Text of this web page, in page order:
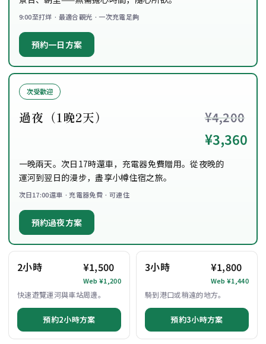
9:00至打烊 · 最適合觀光 · 一次充電足夠
預約一日方案
次受歡迎
過夜（1晚2天） ¥4,200
¥3,360
一晚兩天。次日17時還車，充電器免費贈用。從夜晚的
運河到翌日的漫步，盡享小樽住宿之旅。
次日17:00還車 · 充電器免費 · 可連住
預約過夜方案
2小時 ¥1,500
Web ¥1,200
快速遊覽運河與車站周邊。
預約2小時方案
3小時 ¥1,800
Web ¥1,440
騎到港口或稍遠的地方。
預約3小時方案